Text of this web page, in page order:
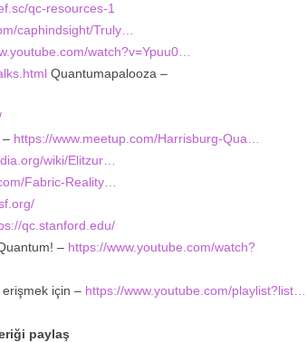
qc-resources-1
caphindsight/Truly…
watch?v=Ypuu0…
Quantumapalooza –
– https://www.meetup.com/Harrisburg-Qua…
wiki/Elitzur…
Fabric-Reality…
qc.stanford.edu/
– https://www.youtube.com/watch?
için – https://www.youtube.com/playlist?list…
paylaş